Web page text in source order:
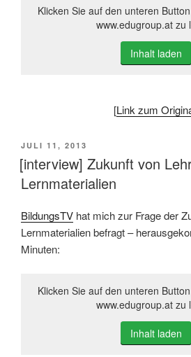
Klicken Sie auf den unteren
www.edugroup.at zu
Inhalt laden
[Link zum
VERÖFFENTLICHT
AM
JULI 11, 2013
[interview] Zukunft von
Lernmaterialien
BildungsTV hat mich zur Frage der
Lernmaterialien befragt –
Minuten:
Klicken Sie auf den unteren
www.edugroup.at zu
Inhalt laden